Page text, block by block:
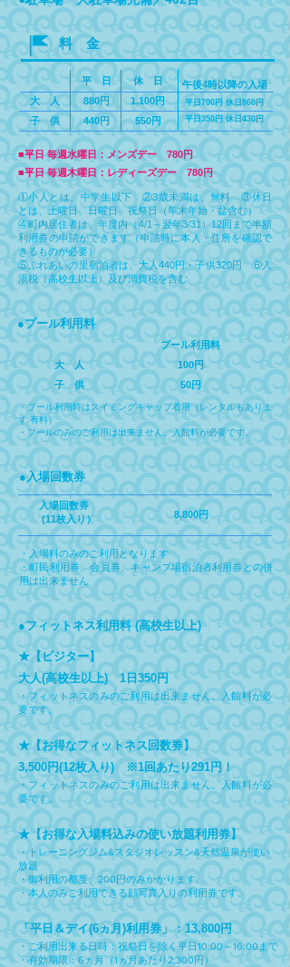
料 金
大 人
子 供
休 日
1,100円
550円
平 日
880円
440円
午後4時以降の入場
平日700円 休日860円
平日350円 休日430円
■平日 毎週水曜日：メンズデー 780円
■平日 毎週木曜日：レディーズデー 780円
①小人とは、中学生以下 ②3歳未満は、無料 ③休日
とは、土曜日、日曜日、祝祭日（年末年始・盆含む）
④町内居住者は、年度内（4/1～翌年3/31）12回まで半額
利用券の申請ができます（申請時に本人・住所を確認で
きるものが必要）
⑤ふれあいの里宿泊者は、大人440円・子供320円⑥入
湯税（高校生以上）及び消費税を含む
●プール利用料
プール利用料
100円
50円
大 人
子 供
・プール利用時はスイミングキャップ着用（レンタルもありま
す:有料）
・プールのみのご利用は出来ません。入館料が必要です。
●入場回数券
8,800円
入場回数券
(11枚入り）
・入場料のみのご利用となります
・町民利用券、会員券、キャンプ場宿泊者利用券との併
用は出来ません
●フィットネス利用料 (高校生以上)
​★【ビジター】
大人(高校生以上) 1日350円
・フィットネスのみのご利用は出来ません。入館料が必
要です。
★【お得なフィットネス回数券】
3,500円(12枚入り) ※1回あたり291円！
・フィットネスのみのご利用は出来ません。入館料が必
要です。
★【お得な入場料込みの使い放題利用券】
・トレーニングジム&スタジオレッスン&天然温泉が使い
放題
・御利用の都度、200円のみかかります。
・本人のみご利用できる顔写真入りの利用券です。
「平日＆デイ(6ヵ月)利用券」：13,800円
・ご利用出来る日時：祝祭日を除く平日10:00～16:00まで
・有効期限：6ヵ月（1ヵ月あたり2,300円）